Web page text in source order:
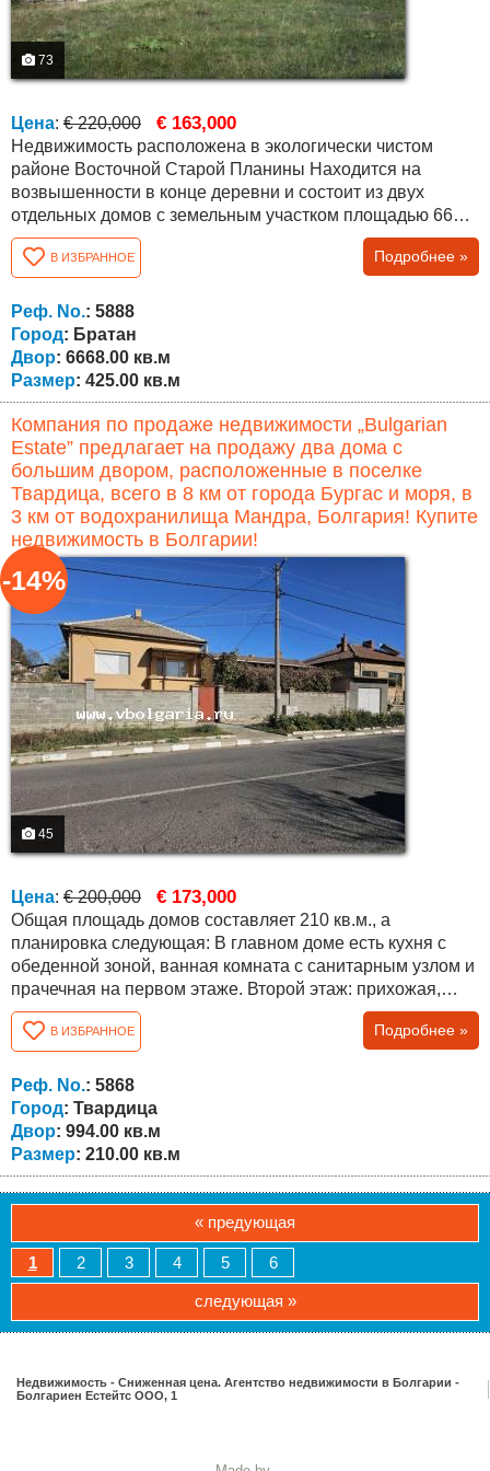
73
Цена: € 220,000 € 163,000
Недвижимость расположена в экологически чистом
районе Восточной Старой Планины Находится на
возвышенности в конце деревни и состоит из двух
отдельных домов с земельным участком площадью 6668
квм и великолепным панорамным видом на окружающие
леса и горы Основной дом — массивное трехэтажное
здание общей площадью около 320 квм, распределённое
следующим образом Цокольный этаж (около 116 квм):
просторная застеклённая...
В ИЗБРАННОЕ Подробнее »
Реф. No.: 5888
Город: Братан
Двор: 6668.00 кв.м
Размер: 425.00 кв.м
Компания по продаже недвижимости „Bulgarian
Estate” предлагает на продажу два дома с
большим двором, расположенные в поселке
Твардица, всего в 8 км от города Бургас и моря, в
3 км от водохранилища Мандра, Болгария! Купите
недвижимость в Болгарии!
45
-14%
Цена: € 200,000 € 173,000
Общая площадь домов составляет 210 кв.м., а
планировка следующая: В главном доме есть кухня с
обеденной зоной, ванная комната с санитарным узлом и
прачечная на первом этаже. Второй этаж: прихожая,
гостиная, две спальни и две террасы. Плюсами
являются необычно большой для района двор – 994
кв.м., асфальтированная дорога, массивный забор,
массивный гараж, отопление кондиционером и
твердотопливным котлом с радиаторами обоих...
В ИЗБРАННОЕ Подробнее »
Реф. No.: 5868
Город: Твардица
Двор: 994.00 кв.м
Размер: 210.00 кв.м
« предующая
1 2 3 4 5 6
следующая »
Недвижимость - Сниженная цена. Агентство недвижимости в Болгарии -
Болгариен Естейтс ООО, 1